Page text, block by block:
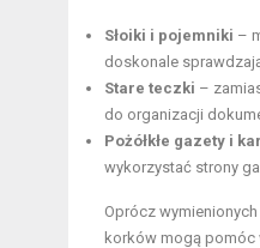
Słoiki i pojemniki –
doskonale
Stare teczki –
do organizacji
Pożółkłe gazety i
wykorzystać strony
Oprócz
korków mogą pomóc